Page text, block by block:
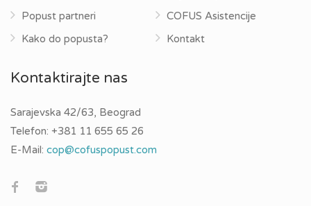
Popust partneri
Kako do popusta?
COFUS Asistencije
Kontakt
Kontaktirajte nas
Sarajevska 42/63, Beograd
Telefon: +381 11 655 65 26
E-Mail: cop@cofuspopust.com